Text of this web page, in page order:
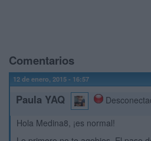
Comentarios
12 de enero, 2015 - 16:57
Paula YAQ
Hola Medina8, ¡es normal!